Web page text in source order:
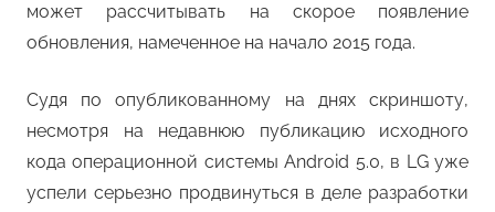
может рассчитывать на скорое появление
обновления, намеченное на начало 2015 года.
Судя по опубликованному на днях скриншоту,
несмотря на недавнюю публикацию исходного
кода операционной системы Android 5.0, в LG уже
успели серьезно продвинуться в деле разработки